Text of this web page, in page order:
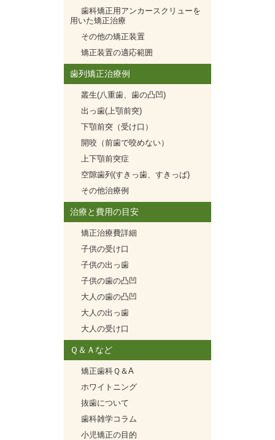
歯科矯正用アンカースクリューを
用いた矯正治療
その他の矯正装置
矯正装置の適応範囲
歯列矯正治療例
叢生(八重歯、歯の凸凹)
出っ歯(上顎前突)
下顎前突（受け口）
開咬（前歯で咬めない）
上下顎前突症
空隙歯列(すきっ歯、すきっぱ)
その他治療例
治療と費用の目安
矯正治療費詳細
子供の受け口
子供の出っ歯
子供の歯の凸凹
大人の歯の凸凹
大人の出っ歯
大人の受け口
Ｑ＆Ａなど
矯正歯科Ｑ＆A
ホワイトニング
抜歯について
歯科雑学コラム
小児矯正の目的